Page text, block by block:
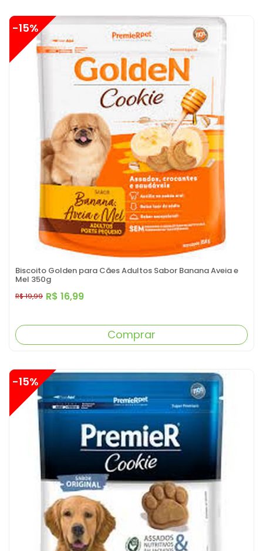
Biscoito Golden para Cães Adultos Sabor Banana Aveia e
Mel 350g
R$ 16,99
R$ 19,99
-15%
Comprar
-15%